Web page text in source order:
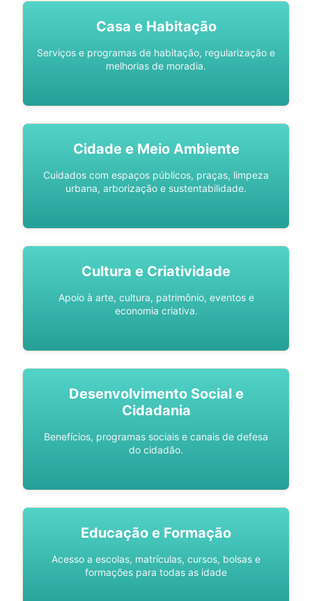
Casa e Habitação
Serviços e programas de habitação, regularização e
melhorias de moradia.
Cidade e Meio Ambiente
Cuidados com espaços públicos, praças, limpeza
urbana, arborização e sustentabilidade.
Cultura e Criatividade
Apoio à arte, cultura, patrimônio, eventos e
economia criativa.
Desenvolvimento Social e
Cidadania
Benefícios, programas sociais e canais de defesa
do cidadão.
Educação e Formação
Acesso a escolas, matrículas, cursos, bolsas e
formações para todas as idade